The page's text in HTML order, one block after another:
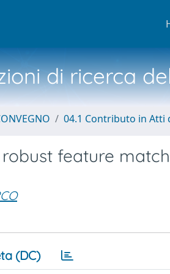
di ricerca
04.1 Contributo in Atti
feature
(DC)